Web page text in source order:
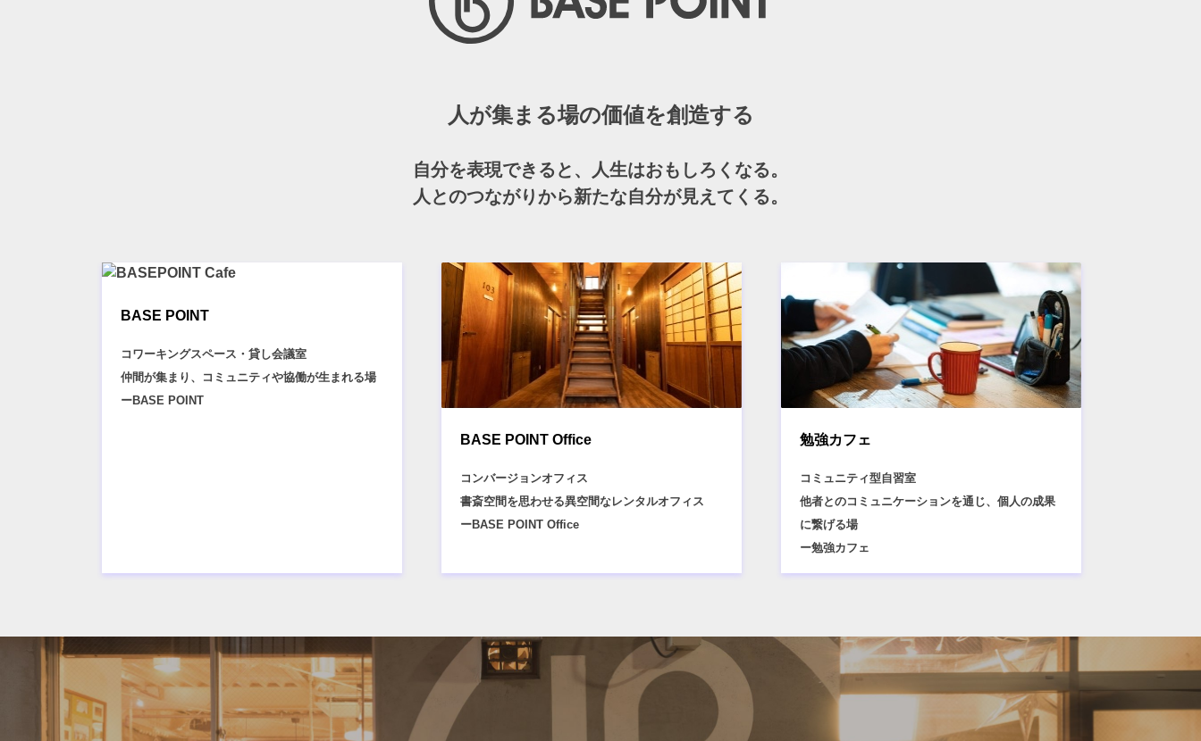
人が集まる場の価値を創造する
自分を表現できると、人生はおもしろくなる。
人とのつながりから新たな自分が見えてくる。
BASE POINT
コワーキングスペース・貸し会議室
仲間が集まり、コミュニティや協働が生まれる場
ーBASE POINT
BASE POINT Office
コンバージョンオフィス
書斎空間を思わせる異空間なレンタルオフィス
ーBASE POINT Office
勉強カフェ
コミュニティ型自習室
他者とのコミュニケーションを通じ、個人の成果
に繋げる場
ー勉強カフェ